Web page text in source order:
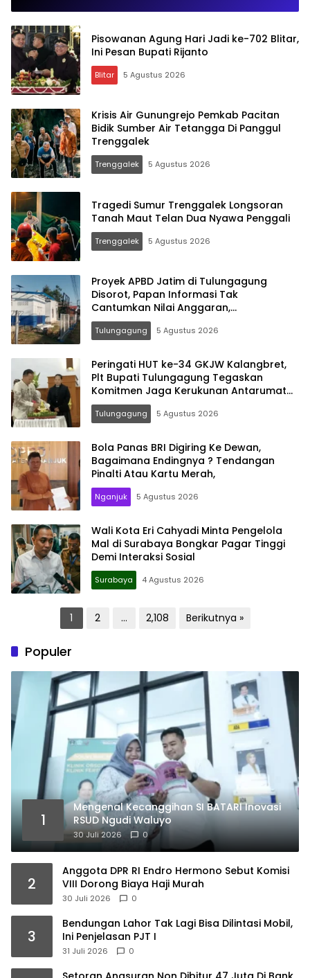
Pisowanan Agung Hari Jadi ke-702 Blitar,
Ini Pesan Bupati Rijanto
Blitar 5 Agustus 2026
Krisis Air Gunungrejo Pemkab Pacitan
Bidik Sumber Air Tetangga Di Panggul
Trenggalek
Trenggalek 5 Agustus 2026
Tragedi Sumur Trenggalek Longsoran
Tanah Maut Telan Dua Nyawa Penggali
Trenggalek 5 Agustus 2026
Proyek APBD Jatim di Tulungagung
Disorot, Papan Informasi Tak
Cantumkan Nilai Anggaran,
Transparansi BBWS Dipertanyakan
Tulungagung 5 Agustus 2026
Peringati HUT ke-34 GKJW Kalangbret,
Plt Bupati Tulungagung Tegaskan
Komitmen Jaga Kerukunan Antarumat
Beragama
Tulungagung 5 Agustus 2026
Bola Panas BRI Digiring Ke Dewan,
Bagaimana Endingnya ? Tendangan
Pinalti Atau Kartu Merah,
Nganjuk 5 Agustus 2026
Wali Kota Eri Cahyadi Minta Pengelola
Mal di Surabaya Bongkar Pagar Tinggi
Demi Interaksi Sosial
Surabaya 4 Agustus 2026
Paginasi1 2 … 2,108 Berikutnya »
Populer
1
Mengenal Kecanggihan SI BATARI Inovasi
RSUD Ngudi Waluyo
30 Juli 2026 0
2
Anggota DPR RI Endro Hermono Sebut Komisi
VIII Dorong Biaya Haji Murah
30 Juli 2026 0
3
Bendungan Lahor Tak Lagi Bisa Dilintasi Mobil,
Ini Penjelasan PJT I
31 Juli 2026 0